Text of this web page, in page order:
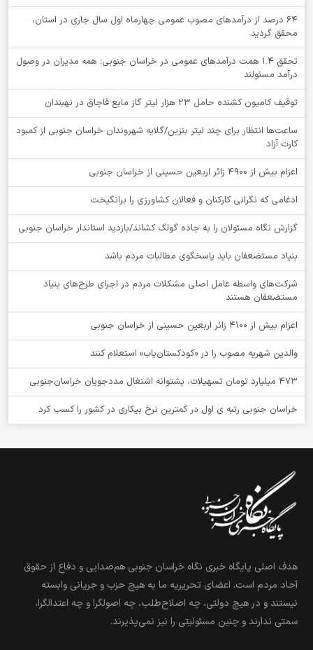
64 درصد از درآمدهای مصوب عمومی چهارماه اول سال جاری در استان،
محقق گردید.
تحقق ۱.۴ همت درآمدهای عمومی در خراسان جنوبی؛ همه مدیران در وصول
درآمد مسئولند
توقيف کامیون کشنده حامل 23 هزار لیتر گاز مایع قاچاق در نهبندان
ساعت‌ها انتظار برای چند لیتر بنزین/گلایه شهروندان خراسان جنوبی از کمبود
کارت آزاد
اعزام بیش از 4900 زائر اربعین حسینی از خراسان جنوبی
ادغامی که نگرانی کارکنان و فعالان کشاورزی را برانگیخت
گزارش نگاه مسئولان را به جاده گولگ کشاند/بازدید استاندار خراسان جنوبی
بنیاد مستضعفان باید پاسخگوی مطالبات مردم باشد
شرکت‌های واسطه عامل اصلی مشکلات مردم در اجرای طرح‌های بنیاد
مستضعفان هستند
اعزام بیش از 4100 زائر اربعین حسینی از خراسان جنوبی
والدین شهریه مصوب را در «کودکستان‌یاب» استعلام کنند
۴۷۳ میلیارد تومان تسهیلات، پشتوانه اشتغال مددجویان خراسان‌جنوبی
خراسان جنوبی رتبه ی اول در کمترین نرخ بیکاری در کشور را کسب کرد
هدف اصلی پایگاه خبری نگاه خراسان جنوبی هم‌صدایی و دفاع از حقوق
آحاد مردم است. اعضای تحریریه ما به هیچ حزب و جریانی وابسته
نیستند و در هیچ دولتی، چه اصلاح‌طلب، چه اصولگرا و چه اعتدالگرا،
سمتی ندارند و چنین مسئولیتی را نیز نمی‌پذیرند.